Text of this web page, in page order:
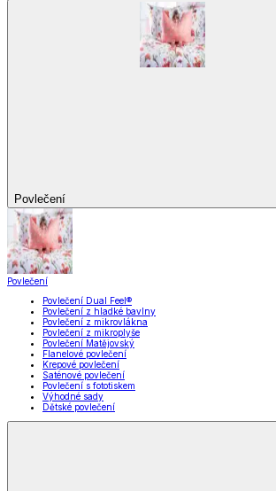
Povlečení
Povlečení
Povlečení Dual Feel®
Povlečení z hladké bavlny
Povlečení z mikrovlákna
Povlečení z mikroplyše
Povlečení Matějovský
Flanelové povlečení
Krepové povlečení
Saténové povlečení
Povlečení s fototiskem
Výhodné sady
Dětské povlečení